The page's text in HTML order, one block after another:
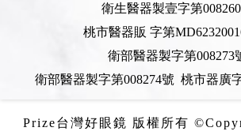
衛生醫器製壹字第
桃市醫器販 字第
衛部醫器製字第008273
衛部醫器製字第008274號 桃市器廣
Prize台灣好眼鏡 版權所有